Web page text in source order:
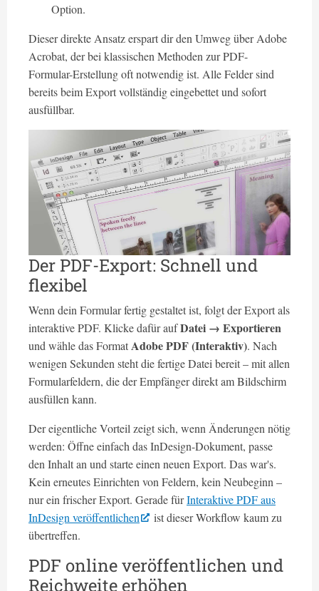
Option.
Dieser direkte Ansatz erspart dir den Umweg über Adobe
Acrobat, der bei klassischen Methoden zur PDF-
Formular-Erstellung oft notwendig ist. Alle Felder sind
bereits beim Export vollständig eingebettet und sofort
ausfüllbar.
Der PDF-Export: Schnell und
flexibel
Wenn dein Formular fertig gestaltet ist, folgt der Export als
interaktive PDF. Klicke dafür aufDatei → Exportieren
und wähle das FormatAdobe PDF (Interaktiv). Nach
wenigen Sekunden steht die fertige Datei bereit – mit allen
Formularfeldern, die der Empfänger direkt am Bildschirm
ausfüllen kann.
Der eigentliche Vorteil zeigt sich, wenn Änderungen nötig
werden: Öffne einfach das InDesign-Dokument, passe
den Inhalt an und starte einen neuen Export. Das war's.
Kein erneutes Einrichten von Feldern, kein Neubeginn –
nur ein frischer Export. Gerade fürInteraktive PDF aus
InDesign veröffentlichen
ist dieser Workflow kaum zu
übertreffen.
PDF online veröffentlichen und
Reichweite erhöhen